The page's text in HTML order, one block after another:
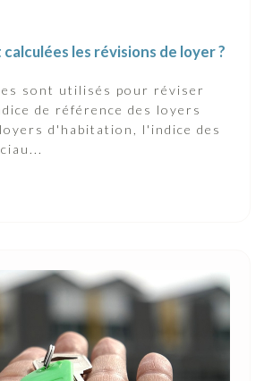
les révisions de loyer ?
sont utilisés pour réviser
de référence des loyers
d'habitation, l'indice des